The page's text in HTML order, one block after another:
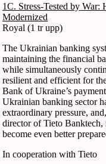
1C. Stress-Tested by War:
Modernized
Royal (1 tr upp)
The Ukrainian banking
maintaining the financial
while simultaneously
resilient and efficient for
Bank of Ukraine’s
Ukrainian banking sector
extraordinary pressure,
director of Tieto
become even better
In cooperation with Tieto